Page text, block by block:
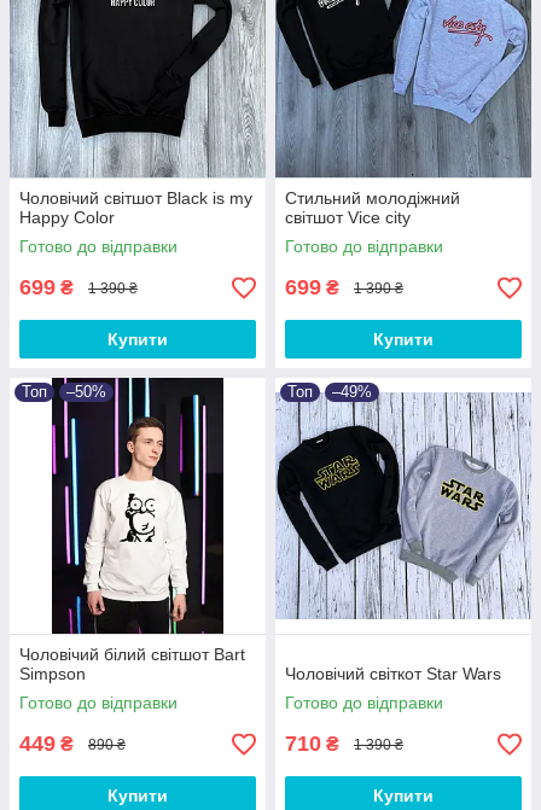
Чоловічий світшот Black is my
Happy Color
Готово до відправки
699 ₴ 1 390 ₴
Купити
Стильний молодіжний
світшот Vice city
Готово до відправки
699 ₴ 1 390 ₴
Купити
Топ –50%
Чоловічий білий світшот Bart
Simpson
Готово до відправки
449 ₴ 890 ₴
Купити
Топ –49%
Чоловічий світкот Star Wars
Готово до відправки
710 ₴ 1 390 ₴
Купити